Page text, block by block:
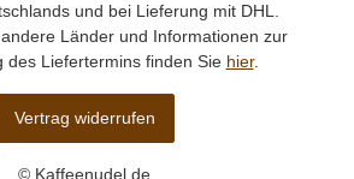
und bei Lieferung mit DHL.
Länder und Informationen zur
des Liefertermins finden Sie hier.
Vertrag widerrufen
© Kaffeenudel.de